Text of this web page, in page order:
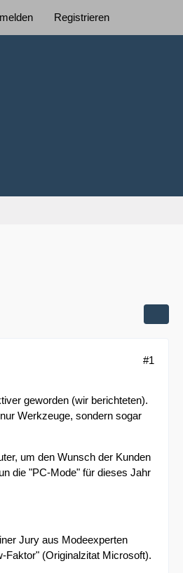
Registrieren
#1
geworden (wir berichteten).
Werkzeuge, sondern sogar
um den Wunsch der Kunden
die "PC-Mode" für dieses Jahr
Jury aus Modeexperten
Faktor" (Originalzitat Microsoft).